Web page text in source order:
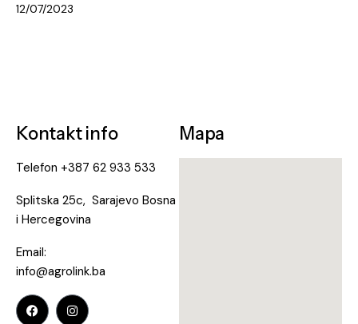
12/07/2023
Kontakt info
Telefon +387 62 933 533
Splitska 25c, Sarajevo Bosna
i Hercegovina
Email:
info@agrolink.ba
Mapa